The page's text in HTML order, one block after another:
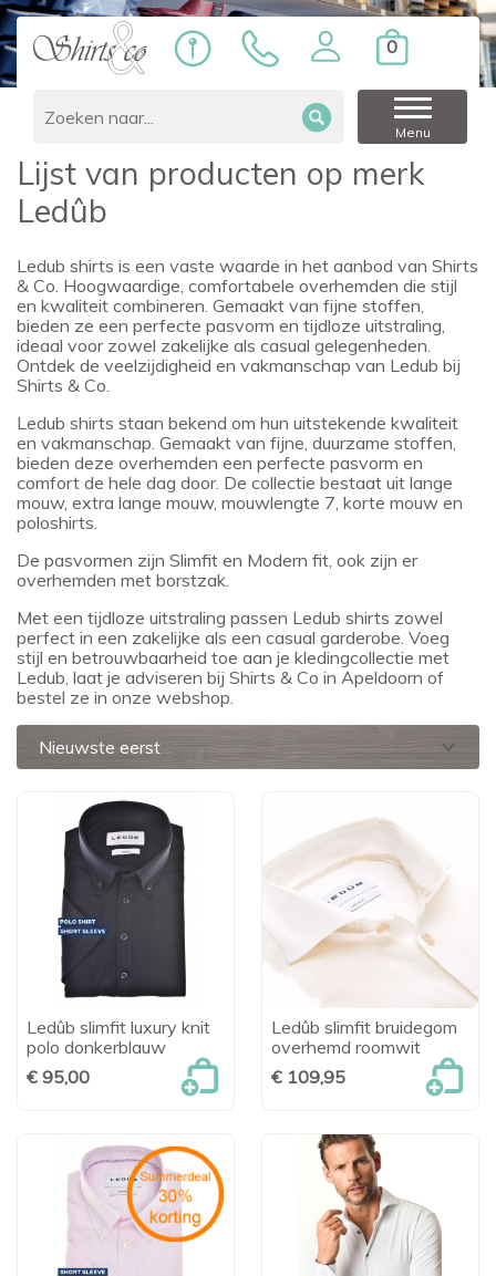
0
Menu
Home Merken
Lijst van producten op merk
Ledûb
Ledub shirts is een vaste waarde in het aanbod van Shirts
& Co. Hoogwaardige, comfortabele overhemden die stijl
en kwaliteit combineren. Gemaakt van fijne stoffen,
bieden ze een perfecte pasvorm en tijdloze uitstraling,
ideaal voor zowel zakelijke als casual gelegenheden.
Ontdek de veelzijdigheid en vakmanschap van Ledub bij
Shirts & Co.
Ledub shirts staan bekend om hun uitstekende kwaliteit
en vakmanschap. Gemaakt van fijne, duurzame stoffen,
bieden deze overhemden een perfecte pasvorm en
comfort de hele dag door. De collectie bestaat uit lange
mouw, extra lange mouw, mouwlengte 7, korte mouw en
poloshirts.
De pasvormen zijn Slimfit en Modern fit, ook zijn er
overhemden met borstzak.
Met een tijdloze uitstraling passen Ledub shirts zowel
perfect in een zakelijke als een casual garderobe. Voeg
stijl en betrouwbaarheid toe aan je kledingcollectie met
Ledub, laat je adviseren bij Shirts & Co in Apeldoorn of
bestel ze in onze webshop.
Nieuwste eerst expand_more
Ledûb slimfit luxury knit
polo donkerblauw
€ 95,00
Ledûb slimfit bruidegom
overhemd roomwit
€ 109,95